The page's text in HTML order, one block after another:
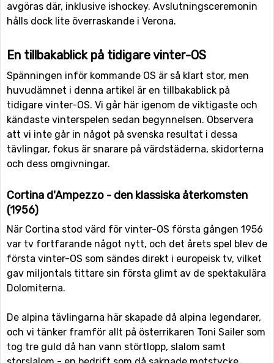
avgöras där, inklusive ishockey. Avslutningsceremonin
hålls dock lite överraskande i Verona.
En tillbakablick på tidigare vinter-OS
Spänningen inför kommande OS är så klart stor, men
huvudämnet i denna artikel är en tillbakablick på
tidigare vinter-OS. Vi går här igenom de viktigaste och
kändaste vinterspelen sedan begynnelsen. Observera
att vi inte går in något på svenska resultat i dessa
tävlingar, fokus är snarare på värdstäderna, skidorterna
och dess omgivningar.
Cortina d'Ampezzo - den klassiska återkomsten
(1956)
När Cortina stod värd för vinter-OS första gången 1956
var tv fortfarande något nytt, och det årets spel blev de
första vinter-OS som sändes direkt i europeisk tv, vilket
gav miljontals tittare sin första glimt av de spektakulära
Dolomiterna.
De alpina tävlingarna här skapade då alpina legendarer,
och vi tänker framför allt på österrikaren Toni Sailer som
tog tre guld då han vann störtlopp, slalom samt